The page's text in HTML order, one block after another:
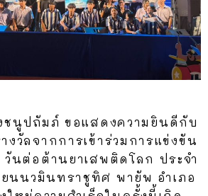
นูปถัมภ์ ขอแสดงความยินดีกับ
งวัลจากการเข้าร่วมการแข่งขัน
นต่อต้านยาเสพติดโลก ประจำ
นนวมินทราชูทิศ พายัพ อำเภอ